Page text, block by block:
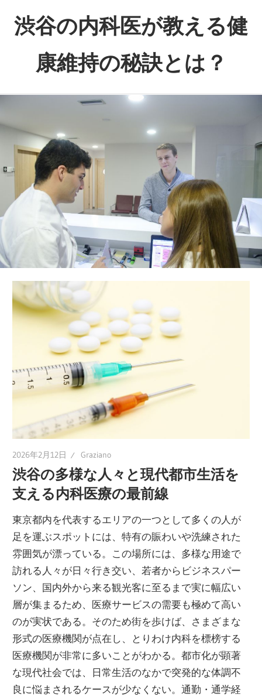
へ
キ
渋谷の内科医が教える健
康維持の秘訣とは？
心
と
体
健
ー
ト！
あ
の
健
維
持
を
一
緒
考
え
ま
す。
2026年2月12日 Graziano
渋谷の多様な人々と現代都市生活を
支える内科医療の最前線
東京都内を代表するエリアの一つとして多くの人が
足を運ぶスポットには、特有の賑わいや洗練された
雰囲気が漂っている。 この場所には、多様な用途で
訪れる人々が日々行き交い、若者からビジネスパー
ソン、国内外から来る観光客に至るまで実に幅広い
層が集まるため、医療サービスの需要も極めて高い
のが実状である。そのため街を歩けば、さまざまな
形式の医療機関が点在し、とりわけ内科を標榜する
医療機関が非常に多いことがわかる。都市化が顕著
な現代社会では、日常生活のなかで突発的な体調不
良に悩まされるケースが少なくない。通勤・通学経